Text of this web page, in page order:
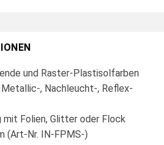
und Raster-Plastisolfarben
, Nachleucht-, Reflex-
mit Folien, Glitter oder Flock
(Art-Nr. IN-FPMS-)